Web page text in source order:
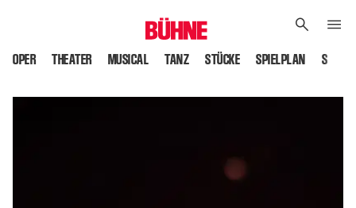
OPER THEATER MUSICAL TANZ STÜCKE SPIELPLAN